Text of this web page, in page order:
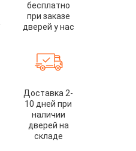
бесплатно
при заказе
дверей у нас
Доставка 2-
10 дней при
наличии
дверей на
складе